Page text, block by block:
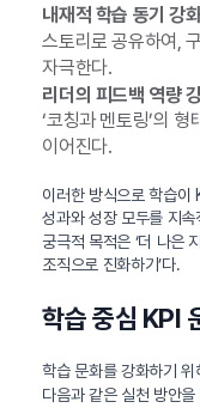
내재적 학습 동기 강
스토리로 공유하여,
자극한다.
리더의 피드백 역량
‘코칭과 멘토링’의
이어진다.
이러한 방식으로 학습이
성과와 성장 모두를 지
궁극적 목적은 ‘더 나은
조직으로 진화하기’다.
학습 중심 KPI
학습 문화를 강화하기 위
다음과 같은 실천 방안